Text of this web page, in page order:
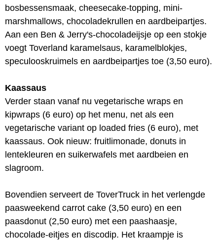
bosbessensmaak, cheesecake-topping, mini-
marshmallows, chocoladekrullen en aardbeipartjes.
Aan een Ben & Jerry's-chocoladeijsje op een stokje
voegt Toverland karamelsaus, karamelblokjes,
speculooskruimels en aardbeipartjes toe (3,50 euro).
Kaassaus
Verder staan vanaf nu vegetarische wraps en
kipwraps (6 euro) op het menu, net als een
vegetarische variant op loaded fries (6 euro), met
kaassaus. Ook nieuw: fruitlimonade, donuts in
lentekleuren en suikerwafels met aardbeien en
slagroom.
Bovendien serveert de ToverTruck in het verlengde
paasweekend carrot cake (3,50 euro) en een
paasdonut (2,50 euro) met een paashaasje,
chocolade-eitjes en discodip. Het kraampje is